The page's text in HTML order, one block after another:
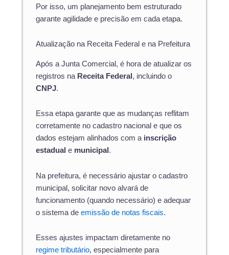
Por isso, um planejamento bem estruturado
garante agilidade e precisão em cada etapa.
Atualização na Receita Federal e na Prefeitura
Após a Junta Comercial, é hora de atualizar os
registros na Receita Federal , incluindo o
CNPJ.
Essa etapa garante que as mudanças reflitam
corretamente no cadastro nacional e que os
dados estejam alinhados com a inscrição
estadual e municipal .
Na prefeitura, é necessário ajustar o cadastro
municipal, solicitar novo alvará de
funcionamento (quando necessário) e adequar
o sistema de emissão de notas fiscais.
Esses ajustes impactam diretamente no
regime tributário, especialmente para